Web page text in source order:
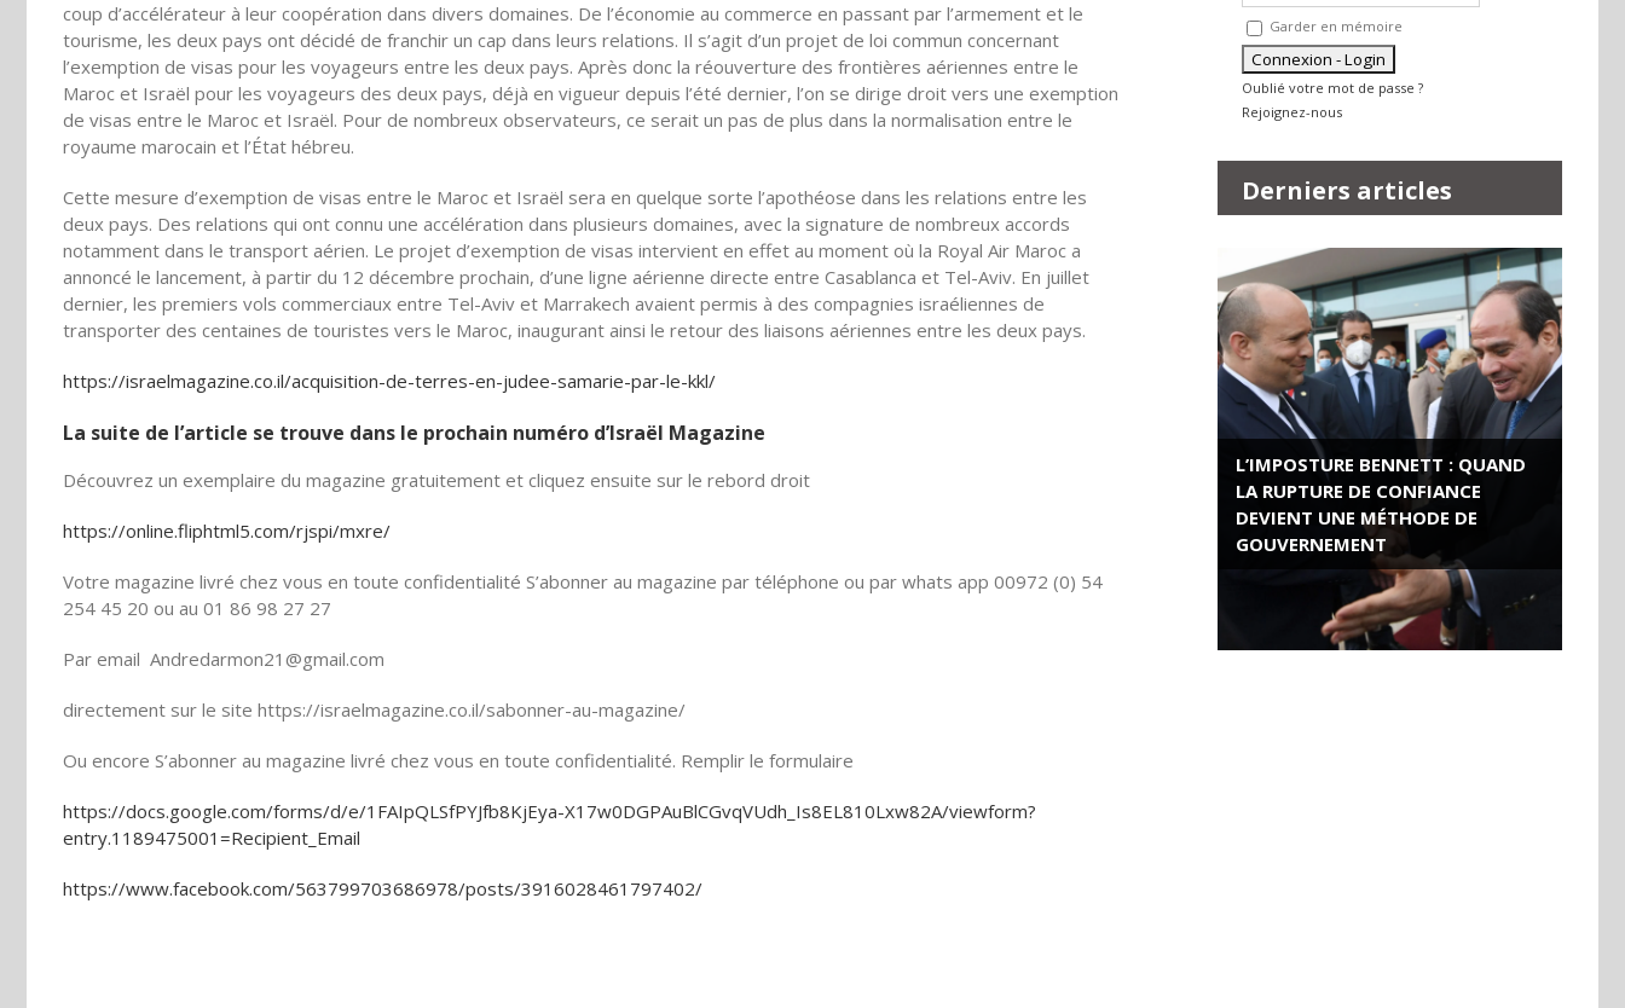
coup d’accélérateur à leur coopération dans divers domaines. De l’économie au commerce en passant par l’armement et le
tourisme, les deux pays ont décidé de franchir un cap dans leurs relations. Il s’agit d’un projet de loi commun concernant
l’exemption de visas pour les voyageurs entre les deux pays. Après donc la réouverture des frontières aériennes entre le
Maroc et Israël pour les voyageurs des deux pays, déjà en vigueur depuis l’été dernier, l’on se dirige droit vers une exemption
de visas entre le Maroc et Israël. Pour de nombreux observateurs, ce serait un pas de plus dans la normalisation entre le
royaume marocain et l’État hébreu.
Cette mesure d’exemption de visas entre le Maroc et Israël sera en quelque sorte l’apothéose dans les relations entre les
deux pays. Des relations qui ont connu une accélération dans plusieurs domaines, avec la signature de nombreux accords
notamment dans le transport aérien. Le projet d’exemption de visas intervient en effet au moment où la Royal Air Maroc a
annoncé le lancement, à partir du 12 décembre prochain, d’une ligne aérienne directe entre Casablanca et Tel-Aviv. En juillet
dernier, les premiers vols commerciaux entre Tel-Aviv et Marrakech avaient permis à des compagnies israéliennes de
transporter des centaines de touristes vers le Maroc, inaugurant ainsi le retour des liaisons aériennes entre les deux pays.
https://israelmagazine.co.il/acquisition-de-terres-en-judee-samarie-par-le-kkl/
La suite de l’article se trouve dans le prochain numéro d’Israël Magazine
Découvrez un exemplaire du magazine gratuitement et cliquez ensuite sur le rebord droit
https://online.fliphtml5.com/rjspi/mxre/
Votre magazine livré chez vous en toute confidentialité S’abonner au magazine par téléphone ou par whats app 00972 (0) 54
254 45 20 ou au 01 86 98 27 27
Par email Andredarmon21@gmail.com
directement sur le site https://israelmagazine.co.il/sabonner-au-magazine/
Ou encore S’abonner au magazine livré chez vous en toute confidentialité. Remplir le formulaire
https://docs.google.com/forms/d/e/1FAIpQLSfPYJfb8KjEya-X17w0DGPAuBlCGvqVUdh_Is8EL810Lxw82A/viewform?
entry.1189475001=Recipient_Email
https://www.facebook.com/563799703686978/posts/3916028461797402/
Garder en mémoire
Oublié votre mot de passe ?
Rejoignez-nous
Derniers articles
L’IMPOSTURE BENNETT : QUAND
LA RUPTURE DE CONFIANCE
DEVIENT UNE MÉTHODE DE
GOUVERNEMENT
ROSE VALLAND, HEROÏNE DE LA
RESISTANCE FRANÇAISE